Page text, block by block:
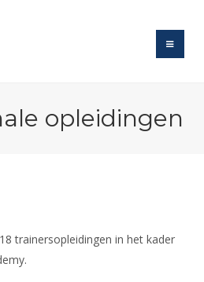
opleidingen
trainersopleidingen in het kader